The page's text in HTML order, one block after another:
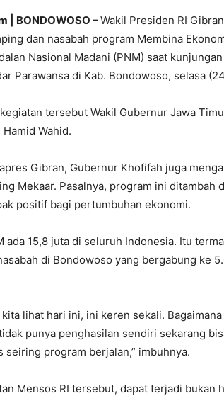
| BONDOWOSO –Wakil Presiden RI
dan nasabah program Membina
Nasional Madani (PNM) saat
Parawansa di Kab. Bondowoso, selasa
tersebut Wakil Gubernur Jawa
Wahid.
Gibran, Gubernur Khofifah juga
Mekaar. Pasalnya, program ini ditambah
positif bagi pertumbuhan ekonomi.
ada 15,8 juta di seluruh Indonesia. Itu
di Bondowoso yang bergabung ke
lihat hari ini, ini keren sekali.
punya penghasilan sendiri sekarang
seiring program berjalan,” imbuhnya.
Mensos RI tersebut, dapat terjadi bukan